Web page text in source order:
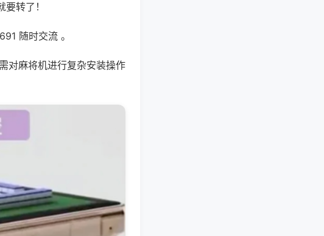
转了！
随时交流 。
对麻将机进行复杂安装操作